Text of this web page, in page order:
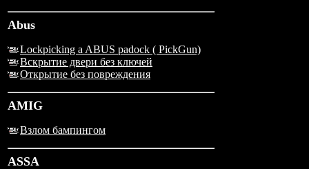
Abus
Lockpicking a ABUS padock ( PickGun)
Вскрытие двери без ключей
Открытие без повреждения
AMIG
Взлом бампингом
ASSA